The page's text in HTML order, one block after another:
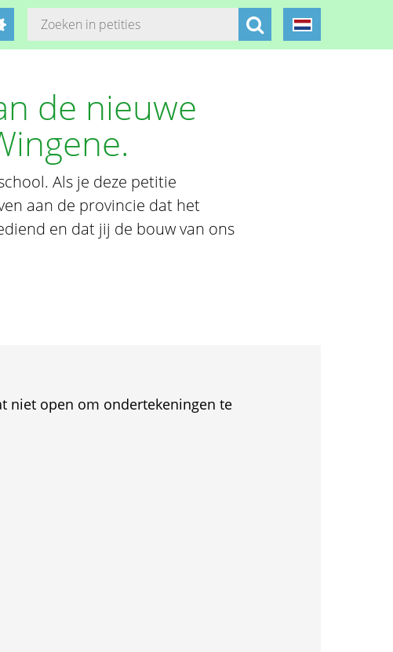
de nieuwe
Als je deze petitie
aan de provincie dat het
en dat jij de bouw van ons
niet open om ondertekeningen te